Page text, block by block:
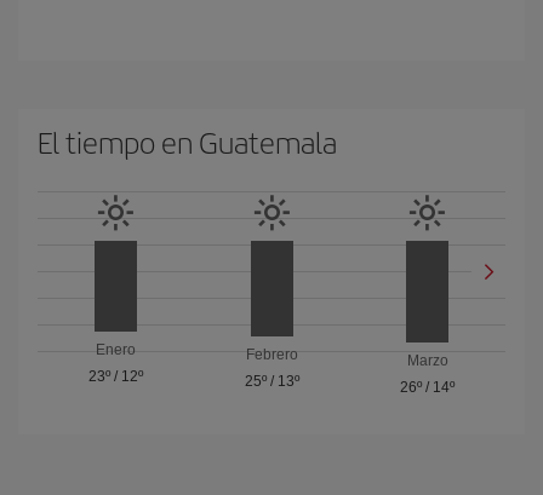
El tiempo en Guatemala
Enero
23º/ 12º
Febrero
25º/ 13º
Marzo
26º / 14º